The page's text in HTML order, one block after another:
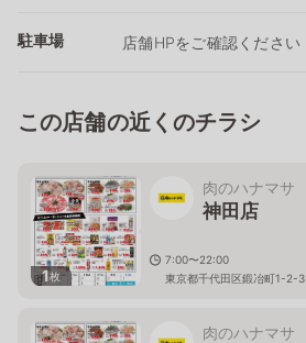
駐車場 店舗HPをご確認ください
この店舗の近くのチラシ
1枚
肉のハナマサ
神田店
7:00〜22:00
東京都千代田区鍛冶町1-2-3
肉のハナマサ